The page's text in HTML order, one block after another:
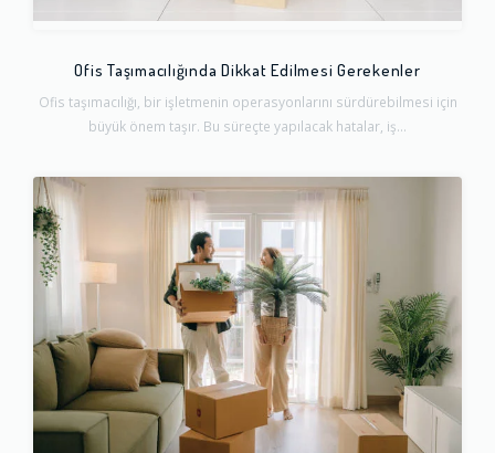
Ofis Taşımacılığında Dikkat Edilmesi Gerekenler
Ofis taşımacılığı, bir işletmenin operasyonlarını sürdürebilmesi için
büyük önem taşır. Bu süreçte yapılacak hatalar, iş...